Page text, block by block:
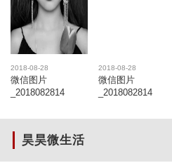
2018-08-28
微信图片
_2018082814
2018-08-28
微信图片
_2018082814
昊昊微生活